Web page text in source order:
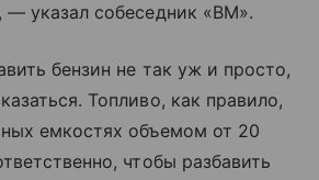
— указал собеседник «ВМ».
бензин не так уж и просто,
Топливо, как правило,
емкостях объемом от 20
чтобы разбавить